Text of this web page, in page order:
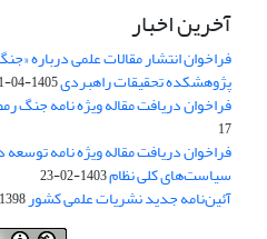
آخرین اخبار
فراخوان انتشار مقالات علمی درباره
پژوهشکده تحقیقات راهبردی1405-04-21
فراخوان دریافت مقاله ویژه نامه جنگ
17
فراخوان دریافت مقاله ویژه نامه توسعه
سیاست‌های کلی نظام1403-02-23
آئین‌نامه جدید نشریات علمی کشور1398-02-22